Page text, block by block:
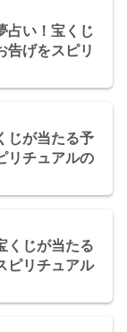
占い！宝くじ
告げをスピリ
じが当たる予
リチュアルの
くじが当たる
ピリチュアル